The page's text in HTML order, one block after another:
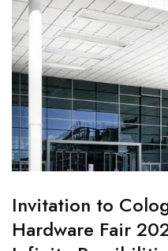
Invitation to
Hardware Fair